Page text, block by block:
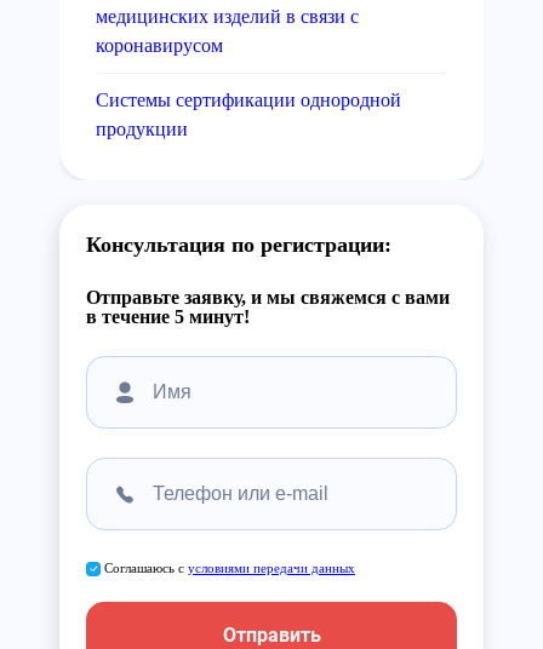
медицинских изделий в связи с
коронавирусом
Системы сертификации однородной
продукции
Консультация по регистрации:
Отправьте заявку, и мы свяжемся с вами
в течение 5 минут!
Соглашаюсь с условиями передачи данных
Отправить